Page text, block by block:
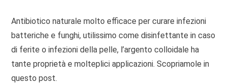
Antibiotico naturale molto efficace per curare infezioni
batteriche e funghi, utilissimo come disinfettante in caso
di ferite o infezioni della pelle, l’argento colloidale ha
tante proprietà e molteplici applicazioni. Scopriamole in
questo post.